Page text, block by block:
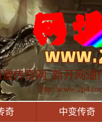
传奇网_新开网通
http://
奇 中变传奇